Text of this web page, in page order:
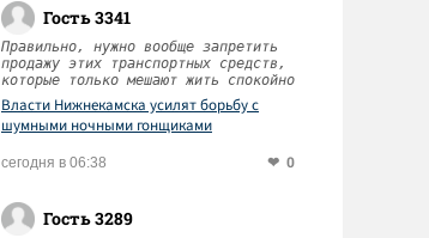
Гость 3341
Правильно, нужно вообще запретить
продажу этих транспортных средств,
которые только мешают жить спокойно
Власти Нижнекамска усилят борьбу с
шумными ночными гонщиками
сегодня в 06:38 0
Гость 3289